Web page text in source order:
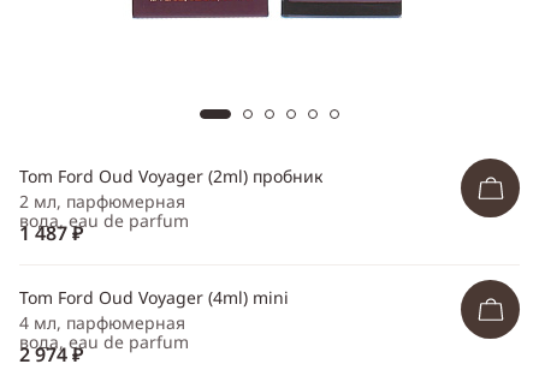
Одноклассники
Tom Ford Oud Voyager (2ml) пробник
2 мл, парфюмерная
вода, eau de parfum
1 487 ₽
Tom Ford Oud Voyager (4ml) mini
4 мл, парфюмерная
вода, eau de parfum
2 974 ₽